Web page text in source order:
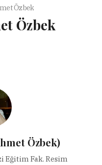
Özbek
Özbek
Özbek)
Eğitim Fak. Resim